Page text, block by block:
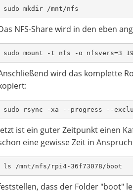
sudo mkdir /mnt/nfs
NFS-Share wird in den eben
sudo mount -t nfs -o nfsvers=3
wird das komplette
sudo rsync -xa --progress --
ist ein guter Zeitpunkt einen
eine gewisse Zeit in
ls /mnt/nfs/rpi4-36f73078/boot
dass der Folder "boot"